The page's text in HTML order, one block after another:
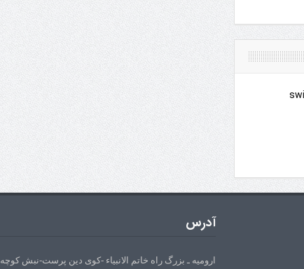
آدرس
ارومیه ـ بزرگ راه خاتم الانبیاء -کوی دین پرست-نبش کوچه